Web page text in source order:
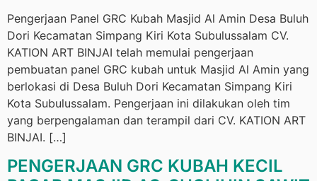
Pengerjaan Panel GRC Kubah Masjid Al Amin Desa Buluh
Dori Kecamatan Simpang Kiri Kota Subulussalam CV.
KATION ART BINJAI telah memulai pengerjaan
pembuatan panel GRC kubah untuk Masjid Al Amin yang
berlokasi di Desa Buluh Dori Kecamatan Simpang Kiri
Kota Subulussalam. Pengerjaan ini dilakukan oleh tim
yang berpengalaman dan terampil dari CV. KATION ART
BINJAI. […]
PENGERJAAN GRC KUBAH KECIL